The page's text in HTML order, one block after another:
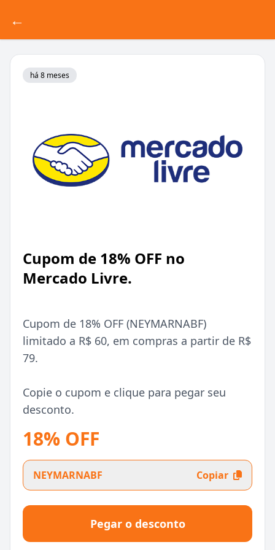
←
há 8 meses
Cupom de 18% OFF no
Mercado Livre.
Cupom de 18% OFF (NEYMARNABF)
limitado a R$ 60, em compras a partir de R$
79.
Copie o cupom e clique para pegar seu
desconto.
18% OFF
NEYMARNABF Copiar
Pegar o desconto